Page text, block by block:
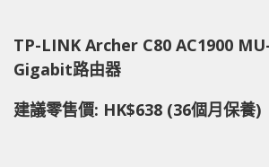
TP-LINK Archer C80 AC1900
Gigabit路由器
建議零售價: HK$638 (36個月保養)